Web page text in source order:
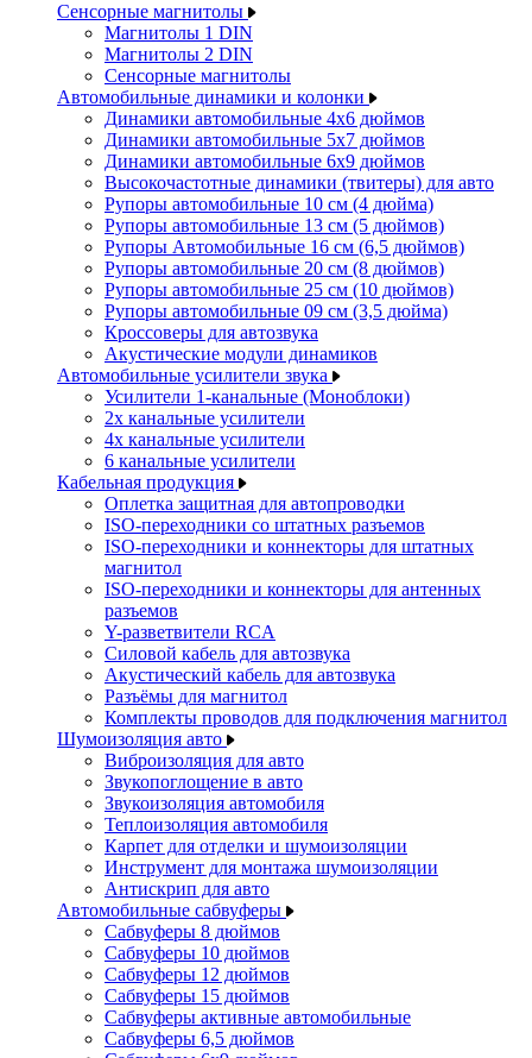
Сенсорные магнитолы
Магнитолы 1 DIN
Магнитолы 2 DIN
Сенсорные магнитолы
Автомобильные динамики и колонки
Динамики автомобильные 4x6 дюймов
Динамики автомобильные 5x7 дюймов
Динамики автомобильные 6x9 дюймов
Высокочастотные динамики (твитеры) для авто
Рупоры автомобильные 10 см (4 дюйма)
Рупоры автомобильные 13 см (5 дюймов)
Рупоры Автомобильные 16 см (6,5 дюймов)
Рупоры автомобильные 20 см (8 дюймов)
Рупоры автомобильные 25 см (10 дюймов)
Рупоры автомобильные 09 см (3,5 дюйма)
Кроссоверы для автозвука
Акустические модули динамиков
Автомобильные усилители звука
Усилители 1-канальные (Моноблоки)
2х канальные усилители
4х канальные усилители
6 канальные усилители
Кабельная продукция
Оплетка защитная для автопроводки
ISO-переходники со штатных разъемов
ISO-переходники и коннекторы для штатных
магнитол
ISO-переходники и коннекторы для антенных
разъемов
Y-разветвители RCA
Силовой кабель для автозвука
Акустический кабель для автозвука
Разъёмы для магнитол
Комплекты проводов для подключения магнитол
Шумоизоляция авто
Виброизоляция для авто
Звукопоглощение в авто
Звукоизоляция автомобиля
Теплоизоляция автомобиля
Карпет для отделки и шумоизоляции
Инструмент для монтажа шумоизоляции
Антискрип для авто
Автомобильные сабвуферы
Сабвуферы 8 дюймов
Сабвуферы 10 дюймов
Сабвуферы 12 дюймов
Сабвуферы 15 дюймов
Сабвуферы активные автомобильные
Сабвуферы 6,5 дюймов